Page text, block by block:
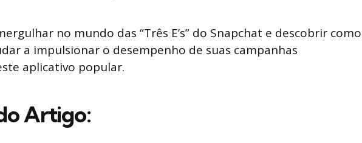
no mundo das “Três E’s” do Snapchat e descobrir como
a impulsionar o desempenho de suas campanhas
aplicativo popular.
Artigo: